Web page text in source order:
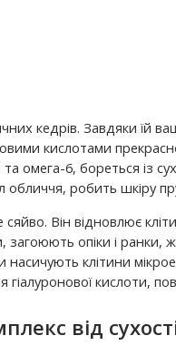
кедрів. Завдяки їй
кислотами прекрасно
омега-6, бореться із
обличчя, робить
Він відновлює
опіки і ранки,
насичують клітини
кислоти,
від